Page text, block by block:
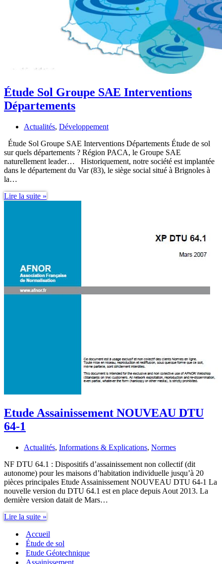
Étude Sol Groupe SAE Interventions
Départements
Actualités, Développement
Étude Sol Groupe SAE Interventions Départements Étude de sol
sur quels départements ? Région PACA, le Groupe SAE
naturellement leader… Historiquement, notre société est implantée
dans le département du Var (83), le siège social situé à Brignoles à
la…
Lire la suite »
Etude Assainissement NOUVEAU DTU
64-1
Actualités, Informations & Explications, Normes
NF DTU 64.1 : Dispositifs d’assainissement non collectif (dit
autonome) pour les maisons d’habitation individuelle jusqu’à 20
pièces principales Etude Assainissement NOUVEAU DTU 64-1 La
nouvelle version du DTU 64.1 est en place depuis Aout 2013. La
dernière version datait de Mars…
Lire la suite »
NOUVEAU
DTU
64-
1
Accueil
Étude de sol
Etude Géotechnique
Assainissement